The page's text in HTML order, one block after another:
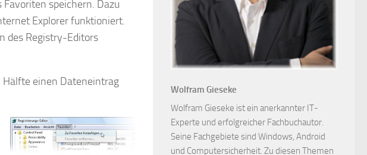
speichern. Dazu
Explorer funktioniert.
des Registry-Editors
Hälfte einen Dateneintrag
Wolfram Gieseke
Wolfram Gieseke ist ein anerkannter IT-
Experte und erfolgreicher Fachbuchautor.
Seine Fachgebiete sind Windows, Android
und Computersicherheit. Zu diesen Themen